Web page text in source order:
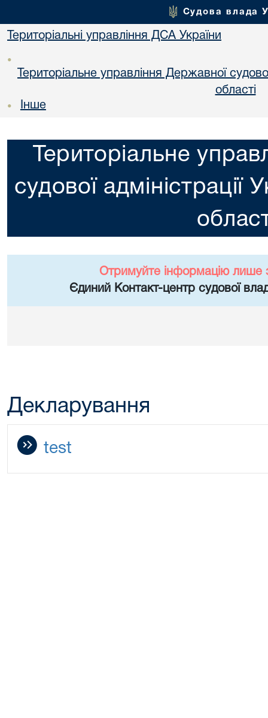
Судова влада
Територіальні управління ДСА України
•
Територіальне управління Державної
областi
• Інше
Територіальне
судової адміністрації
Отримуйте інформацію лише
Єдиний Контакт-центр судової
Декларування
test